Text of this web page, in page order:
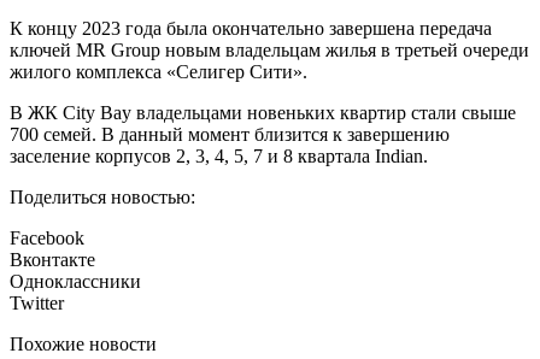
К концу 2023 года была окончательно завершена передача
ключей MR Group новым владельцам жилья в третьей очереди
жилого комплекса «Селигер Сити».
В ЖК City Bay владельцами новеньких квартир стали свыше
700 семей. В данный момент близится к завершению
заселение корпусов 2, 3, 4, 5, 7 и 8 квартала Indian.
Поделиться новостью:
Facebook
Вконтакте
Одноклассники
Twitter
Похожие новости